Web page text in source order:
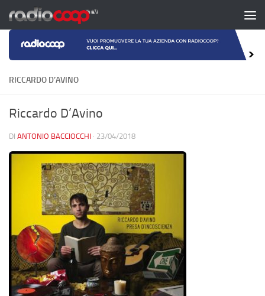
Salta al contenuto
RICCARDO D’AVINO
Riccardo D’Avino
DI ANTONIO BACCIOCCHI · 23/04/2018